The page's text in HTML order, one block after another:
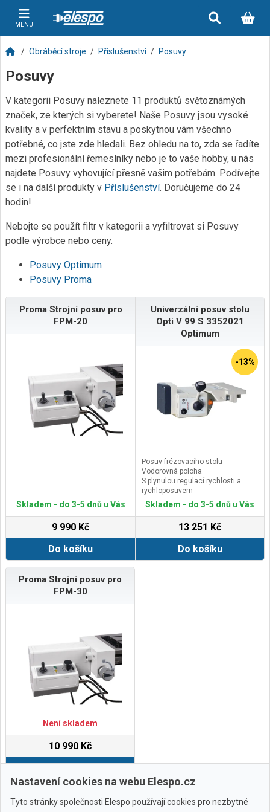
MENU
Obráběcí stroje Příslušenství Posuvy
Posuvy
V kategorii Posuvy naleznete 11 produktů světoznámých
značek, ze kterých si vyberete! Naše Posuvy jsou vysoké
kvality a v perfektním stavu a poskytnou vám všechno
potřebné, co jste zde hledali. Bez ohledu na to, zda se řadíte
mezi profesionální řemeslníky nebo je to vaše hobby, u nás
najdete Posuvy vyhovující přesně vašim potřebám. Podívejte
se i na další produkty v Příslušenství. Doručujeme do 24
hodin!
Nebojte se použít filtr v kategorii a vyfiltrovat si Posuvy
podle výrobce nebo ceny.
Posuvy Optimum
Posuvy Proma
Proma Strojní posuv pro
FPM-20
Skladem - do 3-5 dnů u Vás
9 990 Kč
Do košíku
Univerzální posuv stolu
Opti V 99 S 3352021
Optimum
-13%
Posuv frézovacího stolu
Vodorovná poloha
S plynulou regulací rychlosti a
rychloposuvem
Chod vpravo-vlevo
Skladem - do 3-5 dnů u Vás
13 251 Kč
Do košíku
Proma Strojní posuv pro
FPM-30
Není skladem
10 990 Kč
Nastavení cookies na webu Elespo.cz
Tyto stránky společnosti Elespo používají cookies pro nezbytné